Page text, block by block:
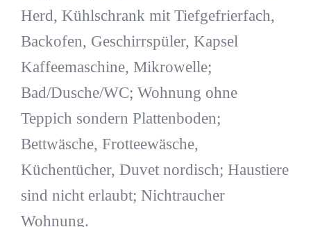
Herd, Kühlschrank mit Tiefgefrierfach,
Backofen, Geschirrspüler, Kapsel
Kaffeemaschine, Mikrowelle;
Bad/Dusche/WC; Wohnung ohne
Teppich sondern Plattenboden;
Bettwäsche, Frotteewäsche,
Küchentücher, Duvet nordisch; Haustiere
sind nicht erlaubt; Nichtraucher
Wohnung.